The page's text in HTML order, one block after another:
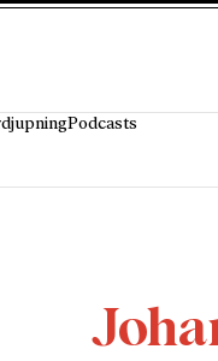
Podcasts